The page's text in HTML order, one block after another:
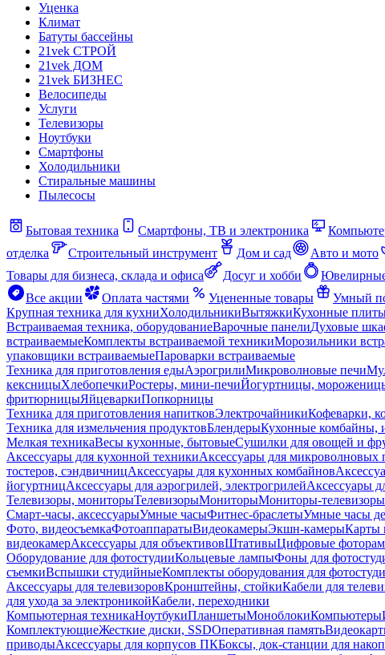
Уценка
Климат
Батуты бассейны
21vek СТРОЙ
21vek ДОМ
21vek БИЗНЕС
Велосипеды
Услуги
Телевизоры
Ноутбуки
Смартфоны
Холодильники
Стиральные машины
Пылесосы
Бытовая техника Смартфоны, ТВ и электроника
отделка
Строительный инструмент Дом и сад Авто и мото
Товары для бизнеса, склада и офиса
Досуг и хобби
Все акции
Оплата частями Уцененные товары Умный
Крупная техника для кухниХолодильникиВытяжкиКухонные
Встраиваемая техника, оборудованиеВарочные панелиДуховые
встраиваемыеКомплекты встраиваемой техникиМорозильники
упаковщики встраиваемыеПароварки встраиваемые
Техника для приготовления едыАэрогрилиМикроволновые печи
кексницыХлебопечкиРостеры, мини-печиЙогуртницы,
фритюрницыЯйцеваркиПопкорницы
Техника для приготовления напитковЭлектрочайникиКофеварки,
Техника для измельчения продуктовБлендерыКухонные комбайны,
Мелкая техникаВесы кухонные, бытовыеСушилки для овощей и
Аксессуары для кухонной техникиАксессуары для микроволновых
тостеров, сэндвичницАксессуары для кухонных комбайнов
йогуртницАксессуары для аэрогрилей, электрогрилейАксессуары
Телевизоры, мониторыТелевизорыМониторыМониторы-телевизоры
Смарт-часы, аксессуарыУмные часыФитнес-браслетыУмные часы
Фото, видеосъемкаФотоаппаратыВидеокамерыЭкшн-камерыКарты
видеокамерАксессуары для объективовШтативыЦифровые
Оборудование для фотостудииКольцевые лампыФоны для
съемкиВспышки студийныеКомплекты оборудования для
Аксессуары для телевизоровКронштейны, стойкиКабели для
для ухода за электроникойКабели, переходники
Компьютерная техникаНоутбукиПланшетыМоноблокиКомпьютеры
КомплектующиеЖесткие диски, SSDОперативная память
приводыАксессуары для корпусов ПКБоксы, док-станции для